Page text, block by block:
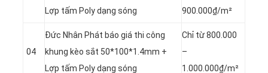
Lợp tấm Poly dạng sóng
900.000₫/m²
04
Đức Nhân Phát báo giá thi công
khung kèo sắt 50*100*1.4mm +
Lợp tấm Poly dạng sóng
Chỉ từ 800.000
–
1.000.000₫/m²